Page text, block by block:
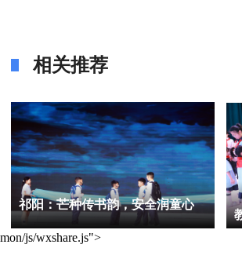
相关推荐
祁阳：芒种传书韵，安全润童心
mon/js/wxshare.js">